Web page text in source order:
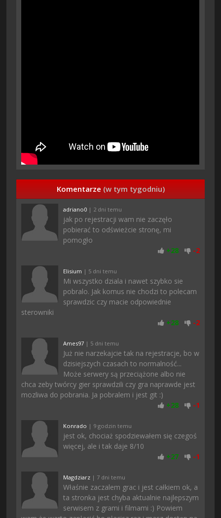
Komentarze (w tym tygodniu)
adriano0 | 2 dni temu
jak po rejestracji wam nie zaczęło
pobierać to odświeżcie stronę, mi
pomogło
+28 -2
Elisium | 5 dni temu
Mi wszystko dziala i nawet szybko sie
pobralo. Jak komus nie chodzi to polecam
sprawdzic czy macie odpowiednie
sterowniki
+28 -2
Ames97 | 5 dni temu
Już nie narzekajcie tak na rejestracje, bo w
dzisiejszych czasach to normalność...
Może serwery są przeciążone albo nie
chca zeby twórcy gier sprawdzili czy gra naprawde jest
mozliwa do pobrania. Ja pobralem i jest git :)
+28 -1
Konrado | 9 godzin temu
jest ok, chociaż spodziewałem się czegoś
więcej, ale i tak daje 8/10
+27 -1
Magdziarz | 7 dni temu
Właśnie zaczalem grac i jest całkiem ok, a
ta stronka jest chyba aktualnie najlepszym
serwisem z grami i filmami :) Powiem